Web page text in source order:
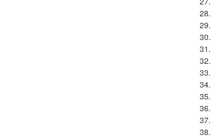
28.
29.
30.
31.
32.
33.
34.
35.
36.
37.
38.